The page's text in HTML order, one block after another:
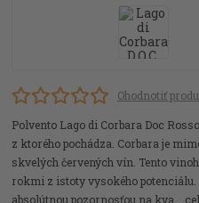
Ohodnotiť
Polvento Lago di Corbara Doc
z ktorého pochádza. Corbara je
skvelých červených vín. Tento
rokmi z istoty vysokého potenciálu.
absolútnou pozornosťou na kva...